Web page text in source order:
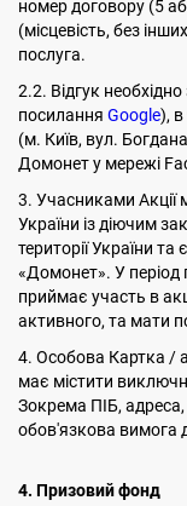
номер договору (5
(місцевість, без
послуга.
2.2. Відгук
посилання Google), в
(м. Київ, вул.
Домонет у мережі
3. Учасниками Акції
України із діючим
території України
«Домонет». У період
приймає участь в
активного, та мати
4. Особова Картка /
має містити
Зокрема ПІБ,
обов'язкова вимога
4. Призовий фонд